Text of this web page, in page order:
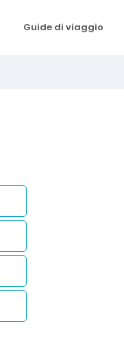
Guide di viaggio